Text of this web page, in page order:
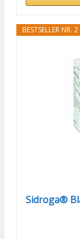
BESTSELLER NR. 2
Sidroga®